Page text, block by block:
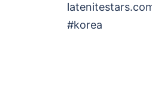
#korea